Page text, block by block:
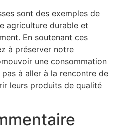
sont des exemples de
agriculture durable et
En soutenant ces
à préserver notre
une consommation
pas à aller à la rencontre de
leurs produits de qualité